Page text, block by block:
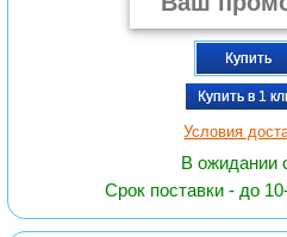
Купить
Купить в 1
Условия
В ожидании
Срок поставки - до